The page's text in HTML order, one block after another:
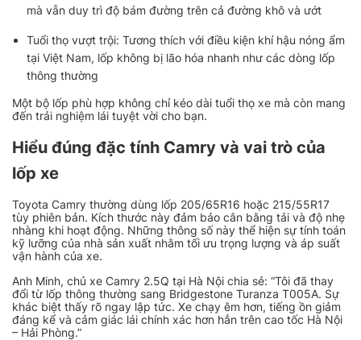
mà vẫn duy trì độ bám đường trên cả đường khô và ướt
Tuổi thọ vượt trội: Tương thích với điều kiện khí hậu nóng ẩm
tại Việt Nam, lốp không bị lão hóa nhanh như các dòng lốp
thông thường
Một bộ lốp phù hợp không chỉ kéo dài tuổi thọ xe mà còn mang
đến trải nghiệm lái tuyệt vời cho bạn.
Hiểu đúng đặc tính Camry và vai trò của
lốp xe
Toyota Camry thường dùng lốp 205/65R16 hoặc 215/55R17
tùy phiên bản. Kích thước này đảm bảo cân bằng tải và độ nhẹ
nhàng khi hoạt động. Những thông số này thể hiện sự tính toán
kỹ lưỡng của nhà sản xuất nhằm tối ưu trọng lượng và áp suất
vận hành của xe.
Anh Minh, chủ xe Camry 2.5Q tại Hà Nội chia sẻ: “Tôi đã thay
đổi từ lốp thông thường sang Bridgestone Turanza T005A. Sự
khác biệt thấy rõ ngay lập tức. Xe chạy êm hơn, tiếng ồn giảm
đáng kể và cảm giác lái chính xác hơn hẳn trên cao tốc Hà Nội
– Hải Phòng.”